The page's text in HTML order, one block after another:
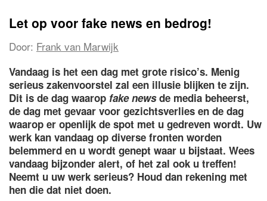
Let op voor fake news en bedrog!
Door: Frank van Marwijk
Vandaag is het een dag met grote risico’s. Menig
serieus zakenvoorstel zal een illusie blijken te zijn.
Dit is de dag waarop fake newsde media beheerst,
de dag met gevaar voor gezichtsverlies en de dag
waarop er openlijk de spot met u gedreven wordt. Uw
werk kan vandaag op diverse fronten worden
belemmerd en u wordt genept waar u bijstaat. Wees
vandaag bijzonder alert, of het zal ook u treffen!
Neemt u uw werk serieus? Houd dan rekening met
hen die dat niet doen.